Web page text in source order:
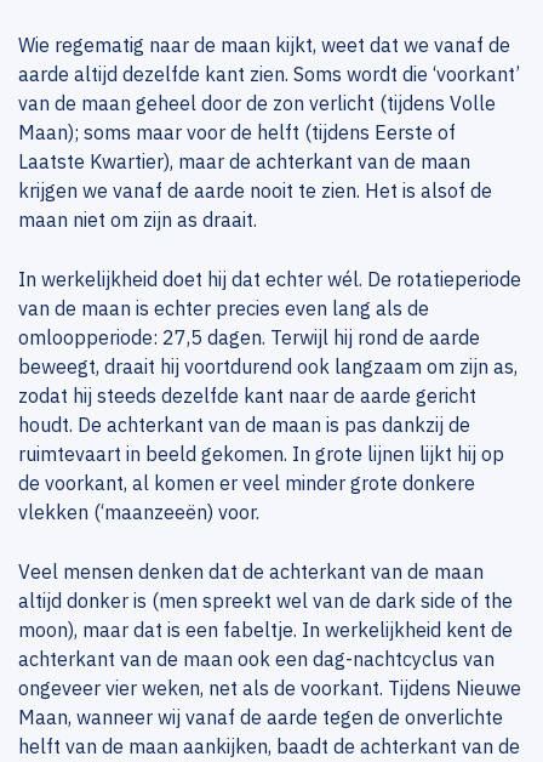
Wie regematig naar de maan kijkt, weet dat we vanaf de
aarde altijd dezelfde kant zien. Soms wordt die ‘voorkant’
van de maan geheel door de zon verlicht (tijdens Volle
Maan); soms maar voor de helft (tijdens Eerste of
Laatste Kwartier), maar de achterkant van de maan
krijgen we vanaf de aarde nooit te zien. Het is alsof de
maan niet om zijn as draait.
In werkelijkheid doet hij dat echter wél. De rotatieperiode
van de maan is echter precies even lang als de
omloopperiode: 27,5 dagen. Terwijl hij rond de aarde
beweegt, draait hij voortdurend ook langzaam om zijn as,
zodat hij steeds dezelfde kant naar de aarde gericht
houdt. De achterkant van de maan is pas dankzij de
ruimtevaart in beeld gekomen. In grote lijnen lijkt hij op
de voorkant, al komen er veel minder grote donkere
vlekken (‘maanzeeën) voor.
Veel mensen denken dat de achterkant van de maan
altijd donker is (men spreekt wel van de dark side of the
moon), maar dat is een fabeltje. In werkelijkheid kent de
achterkant van de maan ook een dag-nachtcyclus van
ongeveer vier weken, net als de voorkant. Tijdens Nieuwe
Maan, wanneer wij vanaf de aarde tegen de onverlichte
helft van de maan aankijken, baadt de achterkant van de